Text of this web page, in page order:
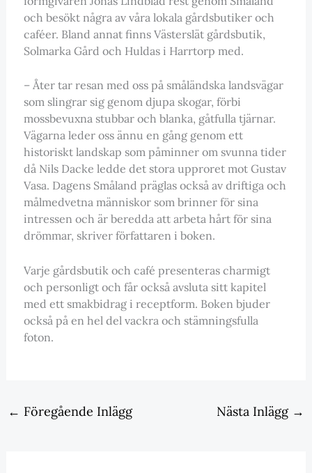
och besökt några av våra lokala gårdsbutiker och
caféer. Bland annat finns Västerslät gårdsbutik,
Solmarka Gård och Huldas i Harrtorp med.
– Åter tar resan med oss på småländska landsvägar
som slingrar sig genom djupa skogar, förbi
mossbevuxna stubbar och blanka, gåtfulla tjärnar.
Vägarna leder oss ännu en gång genom ett
historiskt landskap som påminner om svunna tider
då Nils Dacke ledde det stora upproret mot Gustav
Vasa. Dagens Småland präglas också av driftiga och
målmedvetna människor som brinner för sina
intressen och är beredda att arbeta hårt för sina
drömmar, skriver författaren i boken.
Varje gårdsbutik och café presenteras charmigt
och personligt och får också avsluta sitt kapitel
med ett smakbidrag i receptform. Boken bjuder
också på en hel del vackra och stämningsfulla
foton.
← Föregående Inlägg Nästa Inlägg →